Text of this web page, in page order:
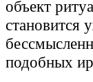
объект
становится
подобных